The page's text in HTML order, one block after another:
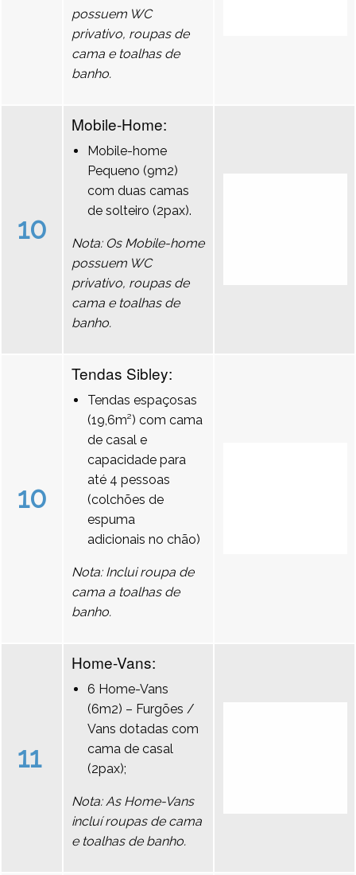
possuem WC
privativo, roupas de
cama e toalhas de
banho.
10
Mobile-Home:
Mobile-home
Pequeno (9m2)
com duas camas
de solteiro (2pax).
Nota: Os Mobile-home
possuem WC
privativo, roupas de
cama e toalhas de
banho.
10
Tendas Sibley:
Tendas espaçosas
(19,6m²) com cama
de casal e
capacidade para
até 4 pessoas
(colchões de
espuma
adicionais no chão)
Nota: Inclui roupa de
cama a toalhas de
banho.
11
Home-Vans:
6 Home-Vans
(6m2) – Furgões /
Vans dotadas com
cama de casal
(2pax);
Nota: As Home-Vans
incluí roupas de cama
e toalhas de banho.